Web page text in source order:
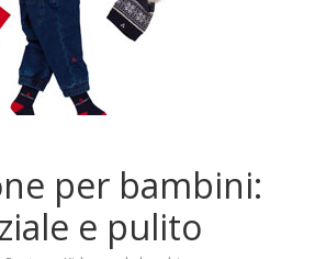
per bambini:
e pulito